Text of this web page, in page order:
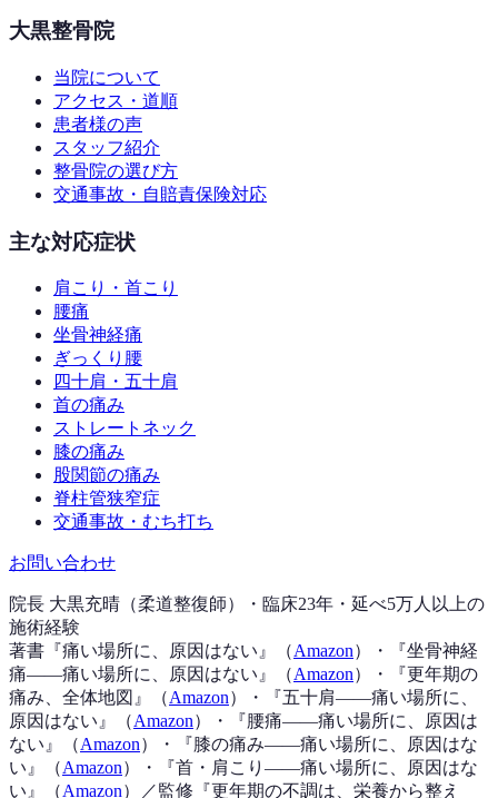
大黒整骨院
当院について
アクセス・道順
患者様の声
スタッフ紹介
整骨院の選び方
交通事故・自賠責保険対応
主な対応症状
肩こり・首こり
腰痛
坐骨神経痛
ぎっくり腰
四十肩・五十肩
首の痛み
ストレートネック
膝の痛み
股関節の痛み
脊柱管狭窄症
交通事故・むち打ち
お問い合わせ
院長 大黒充晴（柔道整復師）・臨床23年・延べ5万人以上の
施術経験
著書『痛い場所に、原因はない 』（Amazon） ・『坐骨神経
痛——痛い場所に、原因はない 』（Amazon） ・『更年期の
痛み、全体地図 』（Amazon） ・『五十肩——痛い場所に、
原因はない 』（Amazon） ・『腰痛——痛い場所に、原因は
ない 』（Amazon） ・『膝の痛み——痛い場所に、原因はな
い 』（Amazon） ・『首・肩こり——痛い場所に、原因はな
い 』（Amazon） ／監修『更年期の不調は、栄養から整え